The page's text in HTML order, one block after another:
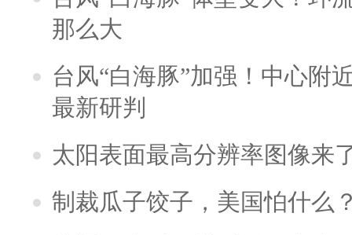
那么大
台风“白海豚”加强！中心附
最新研判
太阳表面最高分辨率图像来
制裁瓜子饺子，美国怕什么